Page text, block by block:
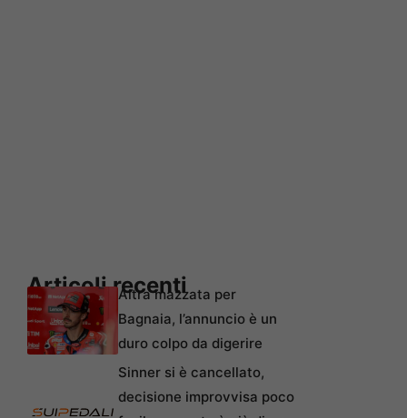
Articoli recenti
Altra mazzata per
Bagnaia, l’annuncio è un
duro colpo da digerire
Sinner si è cancellato,
decisione improvvisa poco